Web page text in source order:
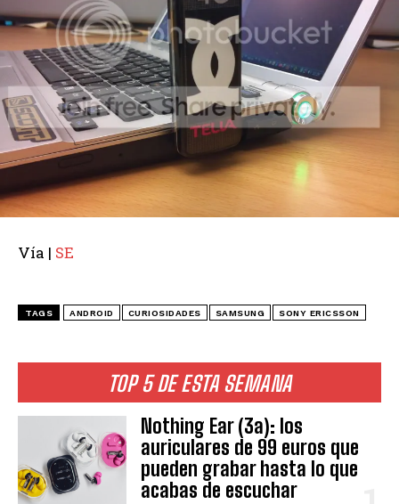
TOP 5 DE ESTA SEMANA
Nothing Ear (3a): los
auriculares de 99 euros que
pueden grabar hasta lo que
acabas de escuchar
Vía | SE
TAGS ANDROID CURIOSIDADES SAMSUNG SONY ERICSSON